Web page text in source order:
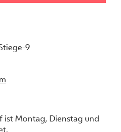
9
ist Montag, Dienstag und